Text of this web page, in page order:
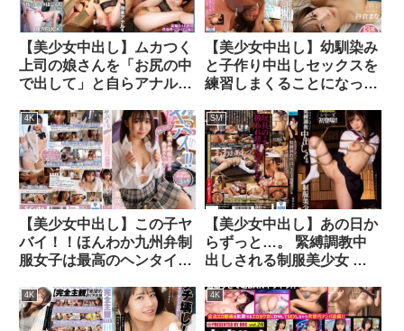
【美少女中出し】ムカつく
上司の娘さんを「お尻の中
で出して」と自らアナル中
ツ穴調教2 ●っぱらうと面
倒くさい上司の娘を…
【美少女中出し】幼馴染み
と子作り中出しセックスを
練習しまくることになった
4K
【美少女中出し】この子ヤ
バイ！！ほんわか九州弁制
服女子は最高のヘンタイ！
SM
【美少女中出し】あの日か
らずっと…。 緊縛調教中
出しされる制服美少女 奏
4K 4K